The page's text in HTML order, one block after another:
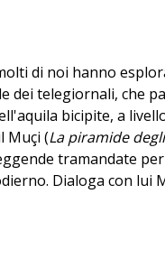
di noi hanno
dei telegiornali, che
bicipite, a
Muçi (La piramide
tramandate
Dialoga con lui
d’Albania e del